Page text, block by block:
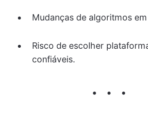
Mudanças de algoritmos
Risco de escolher
confiáveis.